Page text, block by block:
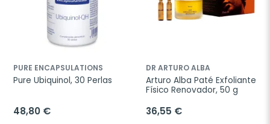
PURE ENCAPSULATIONS
Pure Ubiquinol, 30 Perlas
48,80 €
DR ARTURO ALBA
Arturo Alba Paté Exfoliante
Físico Renovador, 50 g
36,55 €